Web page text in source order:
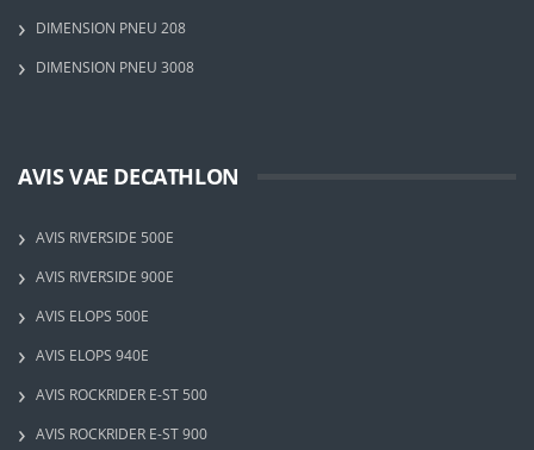
DIMENSION PNEU 208
DIMENSION PNEU 3008
AVIS VAE DECATHLON
AVIS RIVERSIDE 500E
AVIS RIVERSIDE 900E
AVIS ELOPS 500E
AVIS ELOPS 940E
AVIS ROCKRIDER E-ST 500
AVIS ROCKRIDER E-ST 900